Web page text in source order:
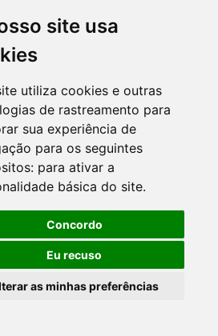
site usa
utiliza cookies e outras
de rastreamento para
sua experiência de
para os seguintes
para ativar a
básica do site.
Concordo
Eu recuso
as minhas preferências
Dez. | 2013
Ago. | 2013